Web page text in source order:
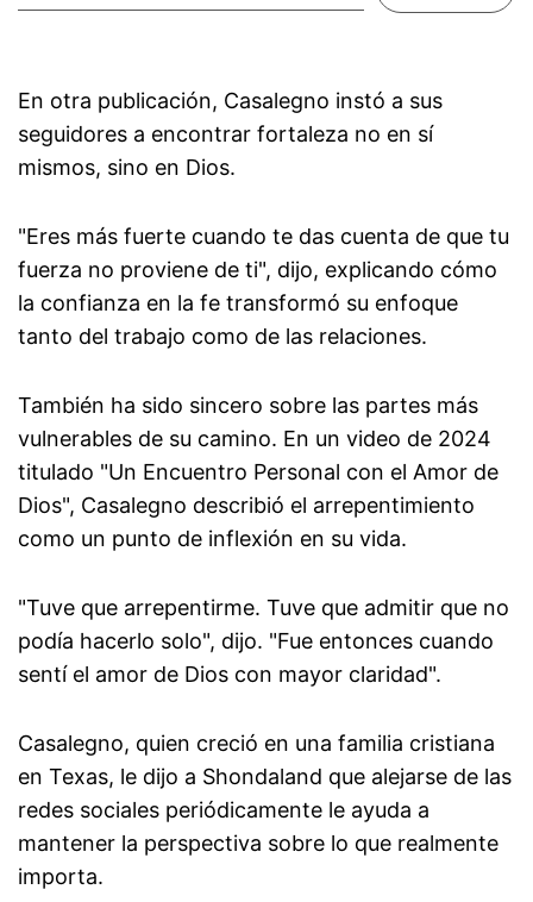
En otra publicación, Casalegno instó a sus
seguidores a encontrar fortaleza no en sí
mismos, sino en Dios.
"Eres más fuerte cuando te das cuenta de que tu
fuerza no proviene de ti", dijo, explicando cómo
la confianza en la fe transformó su enfoque
tanto del trabajo como de las relaciones.
También ha sido sincero sobre las partes más
vulnerables de su camino. En un video de 2024
titulado "Un Encuentro Personal con el Amor de
Dios", Casalegno describió el arrepentimiento
como un punto de inflexión en su vida.
"Tuve que arrepentirme. Tuve que admitir que no
podía hacerlo solo", dijo. "Fue entonces cuando
sentí el amor de Dios con mayor claridad".
Casalegno, quien creció en una familia cristiana
en Texas, le dijo a Shondaland que alejarse de las
redes sociales periódicamente le ayuda a
mantener la perspectiva sobre lo que realmente
importa.